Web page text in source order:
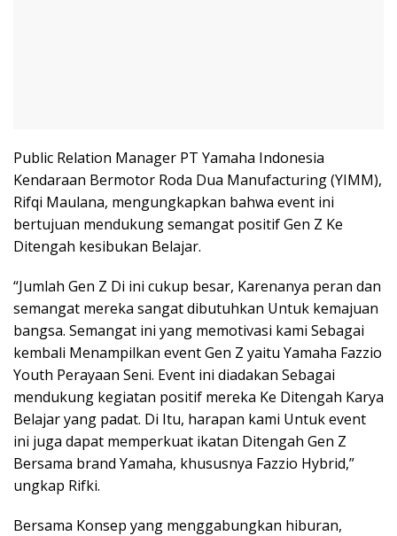
Public Relation Manager PT Yamaha Indonesia
Kendaraan Bermotor Roda Dua Manufacturing (YIMM),
Rifqi Maulana, mengungkapkan bahwa event ini
bertujuan mendukung semangat positif Gen Z Ke
Ditengah kesibukan Belajar.
“Jumlah Gen Z Di ini cukup besar, Karenanya peran dan
semangat mereka sangat dibutuhkan Untuk kemajuan
bangsa. Semangat ini yang memotivasi kami Sebagai
kembali Menampilkan event Gen Z yaitu Yamaha Fazzio
Youth Perayaan Seni. Event ini diadakan Sebagai
mendukung kegiatan positif mereka Ke Ditengah Karya
Belajar yang padat. Di Itu, harapan kami Untuk event
ini juga dapat memperkuat ikatan Ditengah Gen Z
Bersama brand Yamaha, khususnya Fazzio Hybrid,”
ungkap Rifki.
Bersama Konsep yang menggabungkan hiburan,